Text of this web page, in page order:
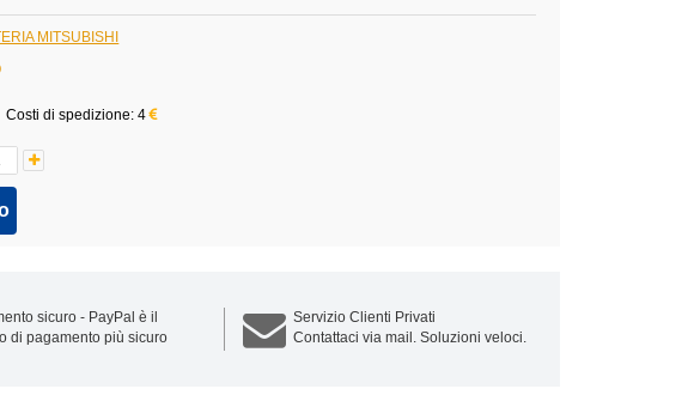
MITSUBISHI
Costi di spedizione: 4
sicuro - PayPal è il
di pagamento più sicuro
Servizio Clienti Privati
Contattaci via mail. Soluzioni veloci.